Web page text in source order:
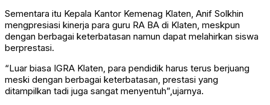
Sementara itu Kepala Kantor Kemenag Klaten, Anif Solkhin
mengpresiasi kinerja para guru RA BA di Klaten, meskpun
dengan berbagai keterbatasan namun dapat melahirkan siswa
berprestasi.
“Luar biasa IGRA Klaten, para pendidik harus terus berjuang
meski dengan berbagai keterbatasan, prestasi yang
ditampilkan tadi juga sangat menyentuh”,ujarnya.